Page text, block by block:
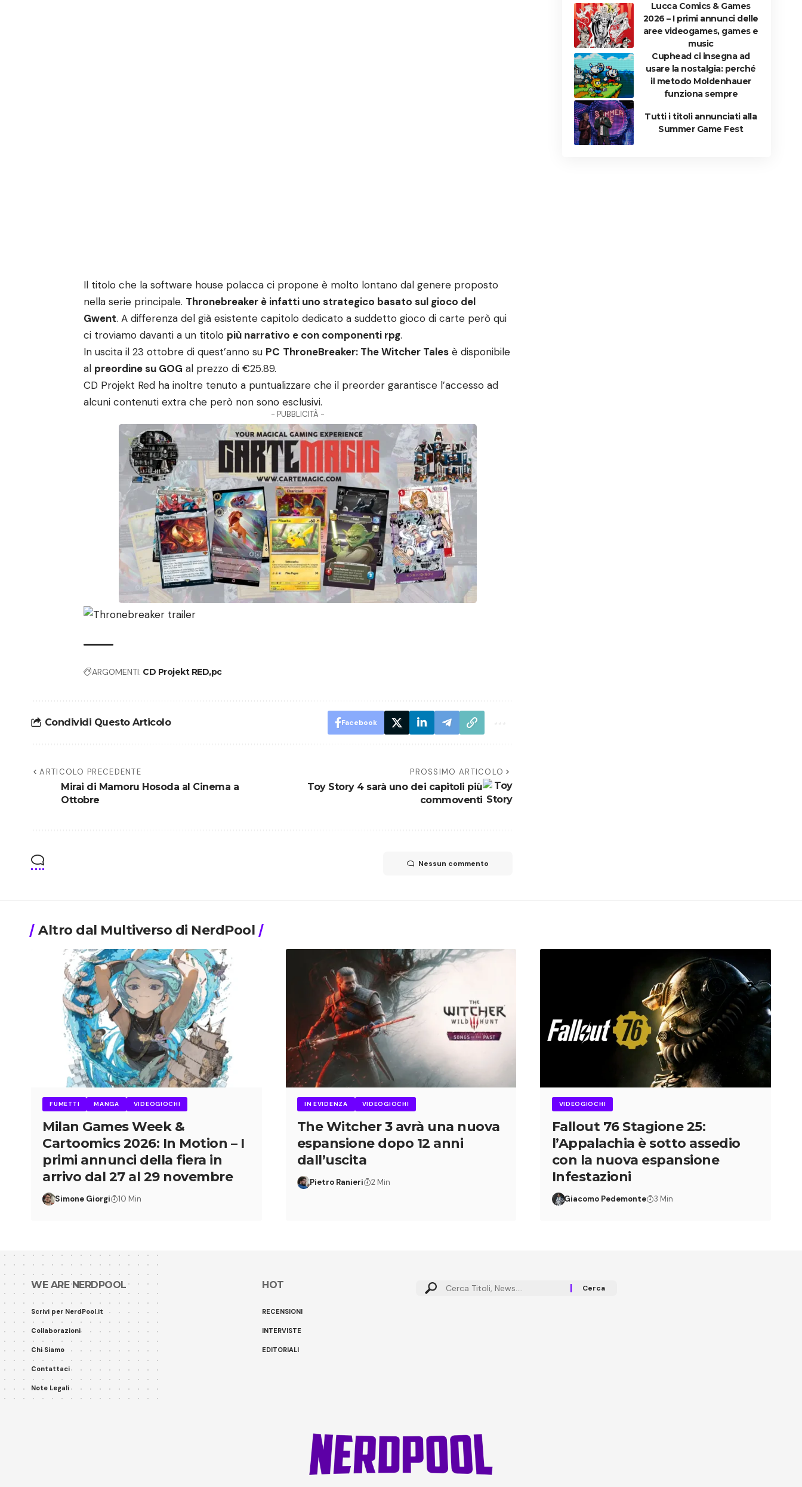
Il titolo che la software house polacca ci propone è molto lontano dal genere proposto
nella serie principale. Thronebreaker è infatti uno strategico basato sul gioco del
Gwent. A differenza del già esistente capitolo dedicato a suddetto gioco di carte però qui
ci troviamo davanti a un titolo più narrativo e con componenti rpg.
In uscita il 23 ottobre di quest’anno su PC ThroneBreaker: The Witcher Tales è disponibile
al preordine su GOG al prezzo di €25.89.
CD Projekt Red ha inoltre tenuto a puntualizzare che il preorder garantisce l’accesso ad
alcuni contenuti extra che però non sono esclusivi.
- PUBBLICITÀ -
ARGOMENTI: CD Projekt REDpc
Condividi Questo Articolo Facebook
ARTICOLO PRECEDENTE
Mirai di Mamoru Hosoda al Cinema a
Ottobre
PROSSIMO ARTICOLO
Toy Story 4 sarà uno dei capitoli più
commoventi
Nessun commento
Lucca Comics & Games
2026 – I primi annunci delle
aree videogames, games e
music
Cuphead ci insegna ad
usare la nostalgia: perché
il metodo Moldenhauer
funziona sempre
Tutti i titoli annunciati alla
Summer Game Fest
Altro dal Multiverso di NerdPool
FUMETTI MANGA VIDEOGIOCHI
Milan Games Week &
Cartoomics 2026: In Motion – I
primi annunci della fiera in
arrivo dal 27 al 29 novembre
Simone Giorgi 10 Min
IN EVIDENZA VIDEOGIOCHI
The Witcher 3 avrà una nuova
espansione dopo 12 anni
dall’uscita
Pietro Ranieri 2 Min
VIDEOGIOCHI
Fallout 76 Stagione 25:
l’Appalachia è sotto assedio
con la nuova espansione
Infestazioni
Giacomo Pedemonte 3 Min
WE ARE NERDPOOL
Scrivi per NerdPool.it
Collaborazioni
Chi Siamo
Contattaci
Note Legali
HOT
RECENSIONI
INTERVISTE
EDITORIALI